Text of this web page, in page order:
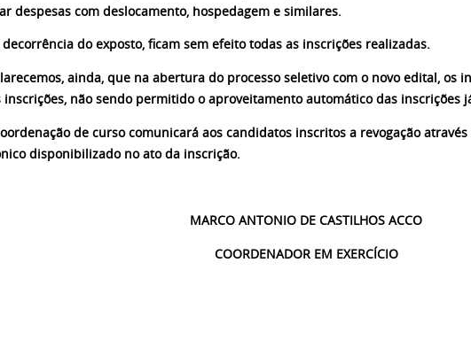
despesas com deslocamento, hospedagem e similares.
decorrência do exposto, ficam sem efeito todas as inscrições realizadas.
ainda, que na abertura do processo seletivo com o novo edital, os
inscrições, não sendo permitido o aproveitamento automático das inscrições
de curso comunicará aos candidatos inscritos a revogação
disponibilizado no ato da inscrição.
MARCO ANTONIO DE CASTILHOS ACCO
COORDENADOR EM EXERCÍCIO